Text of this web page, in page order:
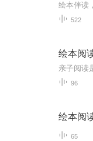
522
绘本阅
96
绘本阅
65